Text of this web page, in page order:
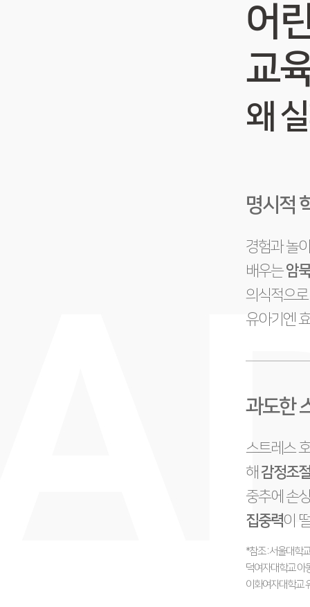
어
교
왜
명시적
경험과 놀
배우는암
의식적으
유아기엔
과도한
스트레스
해 감정조절
중추에 손
집중력이
*참조 : 서울대학
덕여자대학교 아
이화여자대학교